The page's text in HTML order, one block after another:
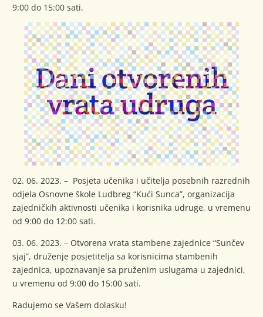
9:00 do 15:00 sati.
02. 06. 2023. – Posjeta učenika i učitelja posebnih razrednih
odjela Osnovne škole Ludbreg “Kući Sunca”, organizacija
zajedničkih aktivnosti učenika i korisnika udruge, u vremenu
od 9:00 do 12:00 sati.
03. 06. 2023. – Otvorena vrata stambene zajednice “Sunčev
sjaj”, druženje posjetitelja sa korisnicima stambenih
zajednica, upoznavanje sa pruženim uslugama u zajednici,
u vremenu od 9:00 do 15:00 sati.
Radujemo se Vašem dolasku!